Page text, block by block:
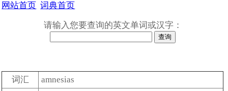
网站首页 词典首页
请输入您要查询的英文单词或汉字：
词汇
amnesias